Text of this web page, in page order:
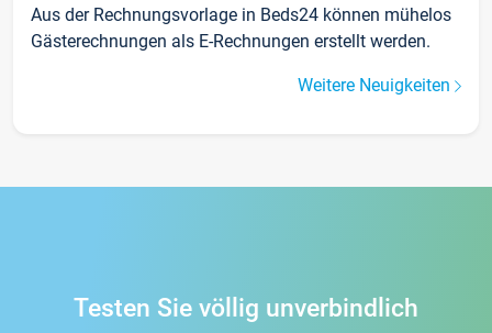
Aus der Rechnungsvorlage in Beds24 können mühelos
Gästerechnungen als E-Rechnungen erstellt werden.
Weitere Neuigkeiten
Testen Sie völlig unverbindlich